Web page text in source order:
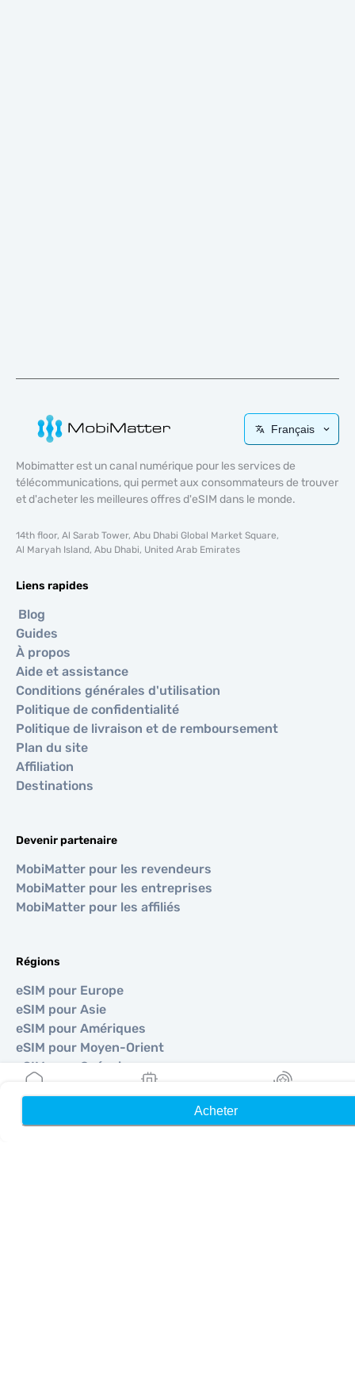
Acheter
Français
Mobimatter est un canal numérique pour les services de
télécommunications, qui permet aux consommateurs de trouver
et d'acheter les meilleures offres d'eSIM dans le monde.
14th floor, Al Sarab Tower, Abu Dhabi Global Market Square,
Al Maryah Island, Abu Dhabi, United Arab Emirates
Liens rapides
Blog
Guides
À propos
Aide et assistance
Conditions générales d'utilisation
Politique de confidentialité
Politique de livraison et de remboursement
Plan du site
Affiliation
Destinations
Devenir partenaire
MobiMatter pour les revendeurs
MobiMatter pour les entreprises
MobiMatter pour les affiliés
Régions
eSIM pour Europe
eSIM pour Asie
eSIM pour Amériques
eSIM pour Moyen-Orient
eSIM pour Océanie
eSIM pour Afrique